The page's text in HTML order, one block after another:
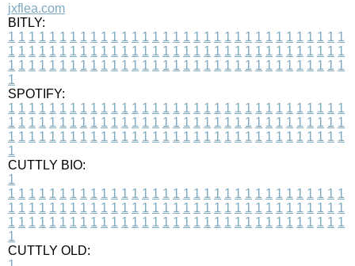
jxflea.com
BITLY:
1 1 1 1 1 1 1 1 1 1 1 1 1 1 1 1 1 1 1 1 1 1 1 1 1 1 1 1 1 1 1 1 1
1 1 1 1 1 1 1 1 1 1 1 1 1 1 1 1 1 1 1 1 1 1 1 1 1 1 1 1 1 1 1 1 1
1 1 1 1 1 1 1 1 1 1 1 1 1 1 1 1 1 1 1 1 1 1 1 1 1 1 1 1 1 1 1 1 1
1
SPOTIFY:
1 1 1 1 1 1 1 1 1 1 1 1 1 1 1 1 1 1 1 1 1 1 1 1 1 1 1 1 1 1 1 1 1
1 1 1 1 1 1 1 1 1 1 1 1 1 1 1 1 1 1 1 1 1 1 1 1 1 1 1 1 1 1 1 1 1
1 1 1 1 1 1 1 1 1 1 1 1 1 1 1 1 1 1 1 1 1 1 1 1 1 1 1 1 1 1 1 1 1
1
CUTTLY BIO:
1
1 1 1 1 1 1 1 1 1 1 1 1 1 1 1 1 1 1 1 1 1 1 1 1 1 1 1 1 1 1 1 1 1
1 1 1 1 1 1 1 1 1 1 1 1 1 1 1 1 1 1 1 1 1 1 1 1 1 1 1 1 1 1 1 1 1
1 1 1 1 1 1 1 1 1 1 1 1 1 1 1 1 1 1 1 1 1 1 1 1 1 1 1 1 1 1 1 1 1
1
CUTTLY OLD: